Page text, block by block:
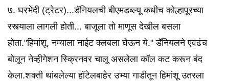
७. घरभेदी (ट्रेटर)...डॅनियलची बीएमडब्ल्यू कधीच कोल्हापूरच्या
रस्त्याला लागली होती... बाजूला तो माणूस देखील बसला
होता."हिमांशू, नम्याला नाईट क्लबला घेऊन ये." डॅनियलने एवढंच
बोलून नेव्हीगेशन स्क्रिनवर चालू असलेला कॉल कट करून बंद
केला.शक्ती थांबलेल्या हॉटेलबाहेर उभ्या गाडीतून हिमांशू उतरला